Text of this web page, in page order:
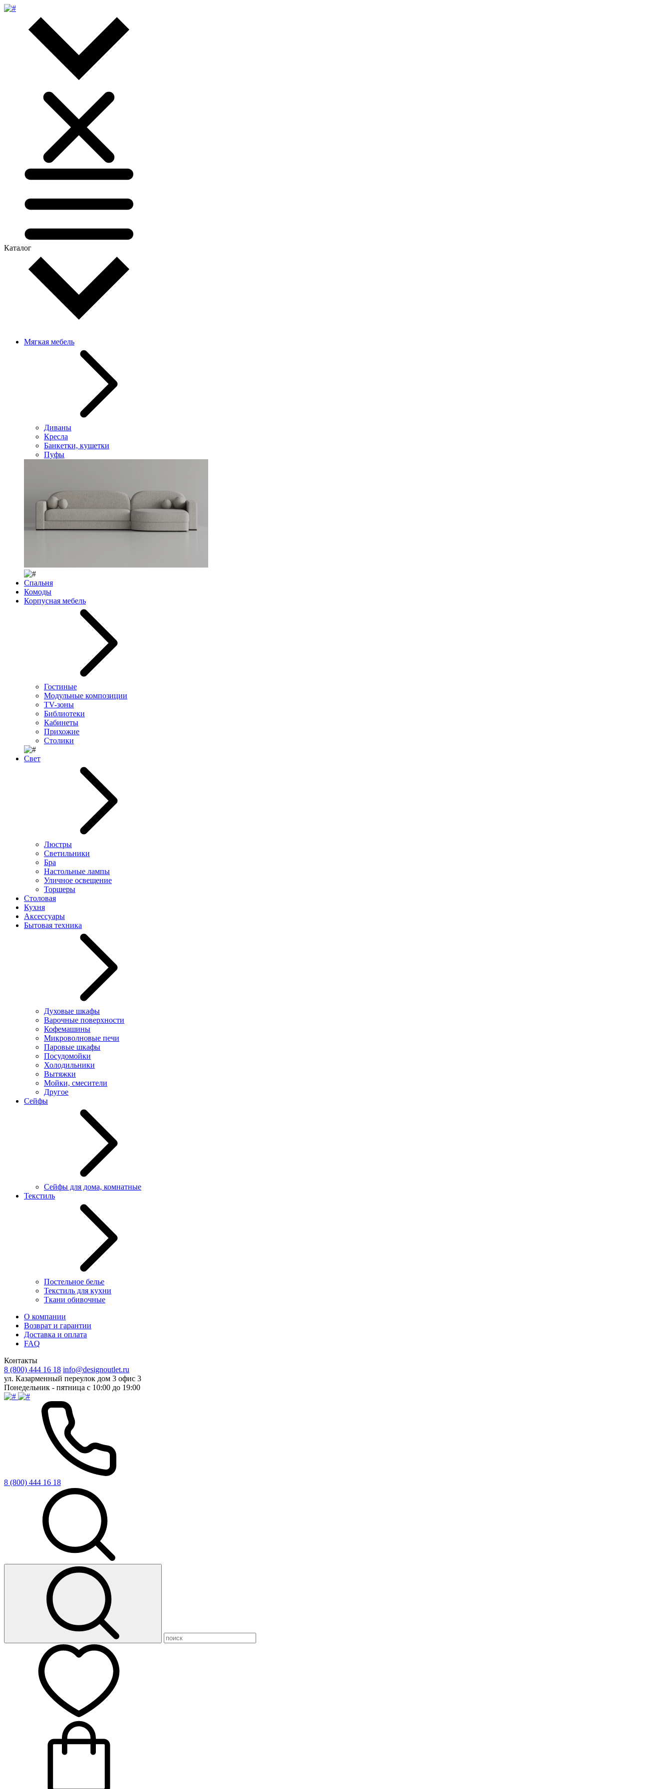
Каталог
Мягкая мебель
Диваны
Кресла
Банкетки, кушетки
Пуфы
Спальня
Комоды
Корпусная мебель
Гостиные
Модульные композиции
TV-зоны
Библиотеки
Кабинеты
Прихожие
Столики
Свет
Люстры
Светильники
Бра
Настольные лампы
Уличное освещение
Торшеры
Столовая
Кухня
Аксессуары
Бытовая техника
Духовые шкафы
Варочные поверхности
Кофемашины
Микроволновые печи
Паровые шкафы
Посудомойки
Холодильники
Вытяжки
Мойки, смесители
Другое
Сейфы
Сейфы для дома, комнатные
Текстиль
Постельное белье
Текстиль для кухни
Ткани обивочные
О компании
Возврат и гарантии
Доставка и оплата
FAQ
Контакты
8 (800) 444 16 18 info@designoutlet.ru
ул. Казарменный переулок дом 3 офис 3
Понедельник - пятница с 10:00 до 19:00
8 (800) 444 16 18